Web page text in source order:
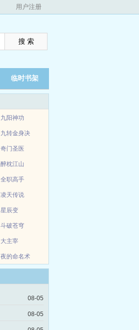
用户注册
临时书架
九阳神功
九转金身决
奇门圣医
醉枕江山
全职高手
凌天传说
星辰变
斗破苍穹
大主宰
夜的命名术
08-05
08-05